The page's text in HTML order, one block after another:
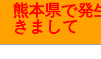
熊本県で発
きまして